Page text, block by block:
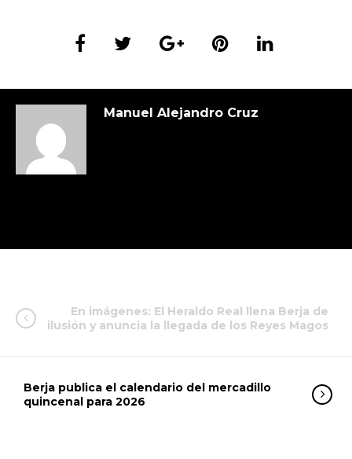
Manuel Alejandro Cruz
En imágenes: El Heraldo Real llena Berja de
ilusión y anuncia la llegada de los Reyes Magos
Berja publica el calendario del mercadillo
quincenal para 2026